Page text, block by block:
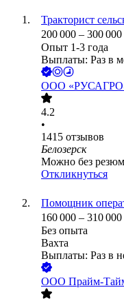
Тракторист
200 000 – 300 000
Опыт 1-3 года
Выплаты: Раз в
ООО
4.2
•
1415 отзывов
Белозерск
Можно без
Откликнуться
Помощник
160 000 – 310 000
Без опыта
Вахта
Выплаты: Раз в
ООО Прайм-